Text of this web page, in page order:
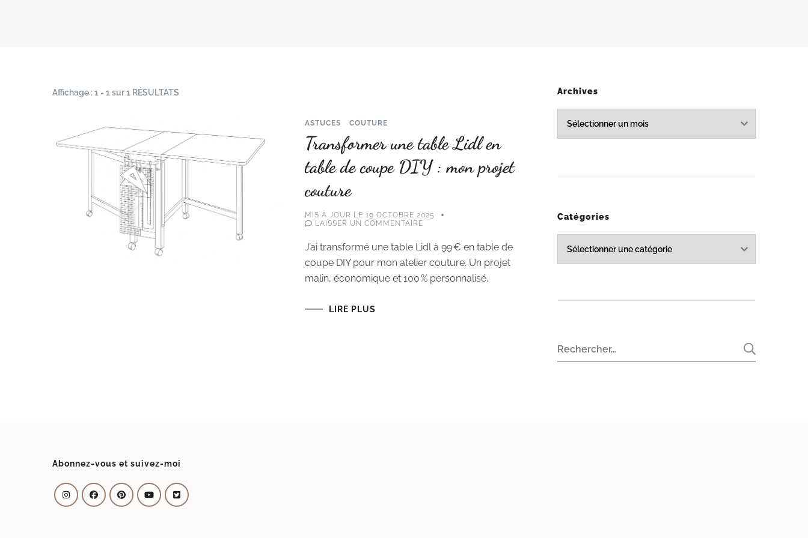
Affichage : 1 - 1 sur 1 RÉSULTATS
ASTUCES COUTURE
Transformer une table Lidl en
table de coupe DIY : mon projet
couture
MIS À JOUR LE 19 OCTOBRE 2025
LAISSER UN COMMENTAIRE
TABLE
EN
TABLE
DE
J’ai transformé une table Lidl à 99 € en table de
coupe DIY pour mon atelier couture. Un projet
malin, économique et 100 % personnalisé.
LIRE PLUS
Archives
Archives
Catégories
Catégories
Rechercher :
Abonnez-vous et suivez-moi